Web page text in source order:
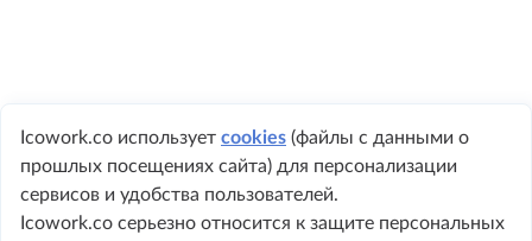
Icowork.co использует cookies (файлы с данными о
прошлых посещениях сайта) для персонализации
сервисов и удобства пользователей.
Icowork.co серьезно относится к защите персональных
+ 7 495 149-8999